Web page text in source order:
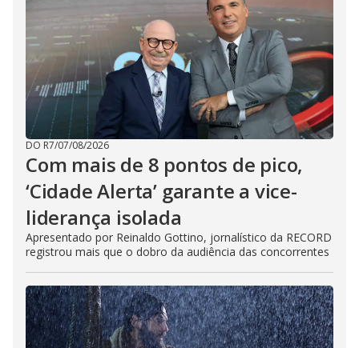
DO R7/07/08/2026
Com mais de 8 pontos de pico,
‘Cidade Alerta’ garante a vice-
liderança isolada
Apresentado por Reinaldo Gottino, jornalístico da RECORD
registrou mais que o dobro da audiência das concorrentes